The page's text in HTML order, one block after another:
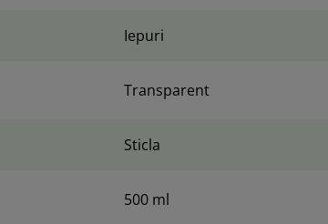
Iepuri
Transparent
Sticla
500 ml